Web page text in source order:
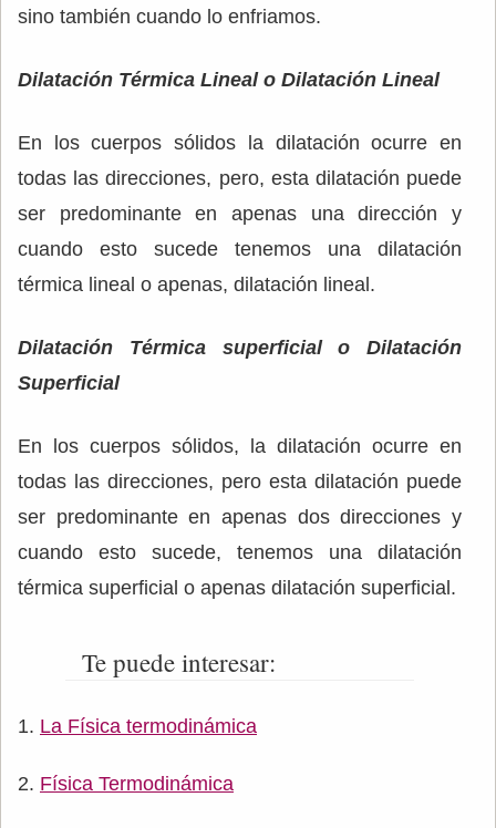
sino también cuando lo enfriamos.
Dilatación Térmica Lineal o Dilatación Lineal
En los cuerpos sólidos la dilatación ocurre en
todas las direcciones, pero, esta dilatación puede
ser predominante en apenas una dirección y
cuando esto sucede tenemos una dilatación
térmica lineal o apenas, dilatación lineal.
Dilatación Térmica superficial o Dilatación
Superficial
En los cuerpos sólidos, la dilatación ocurre en
todas las direcciones, pero esta dilatación puede
ser predominante en apenas dos direcciones y
cuando esto sucede, tenemos una dilatación
térmica superficial o apenas dilatación superficial.
Te puede interesar:
La Física termodinámica
Física Termodinámica